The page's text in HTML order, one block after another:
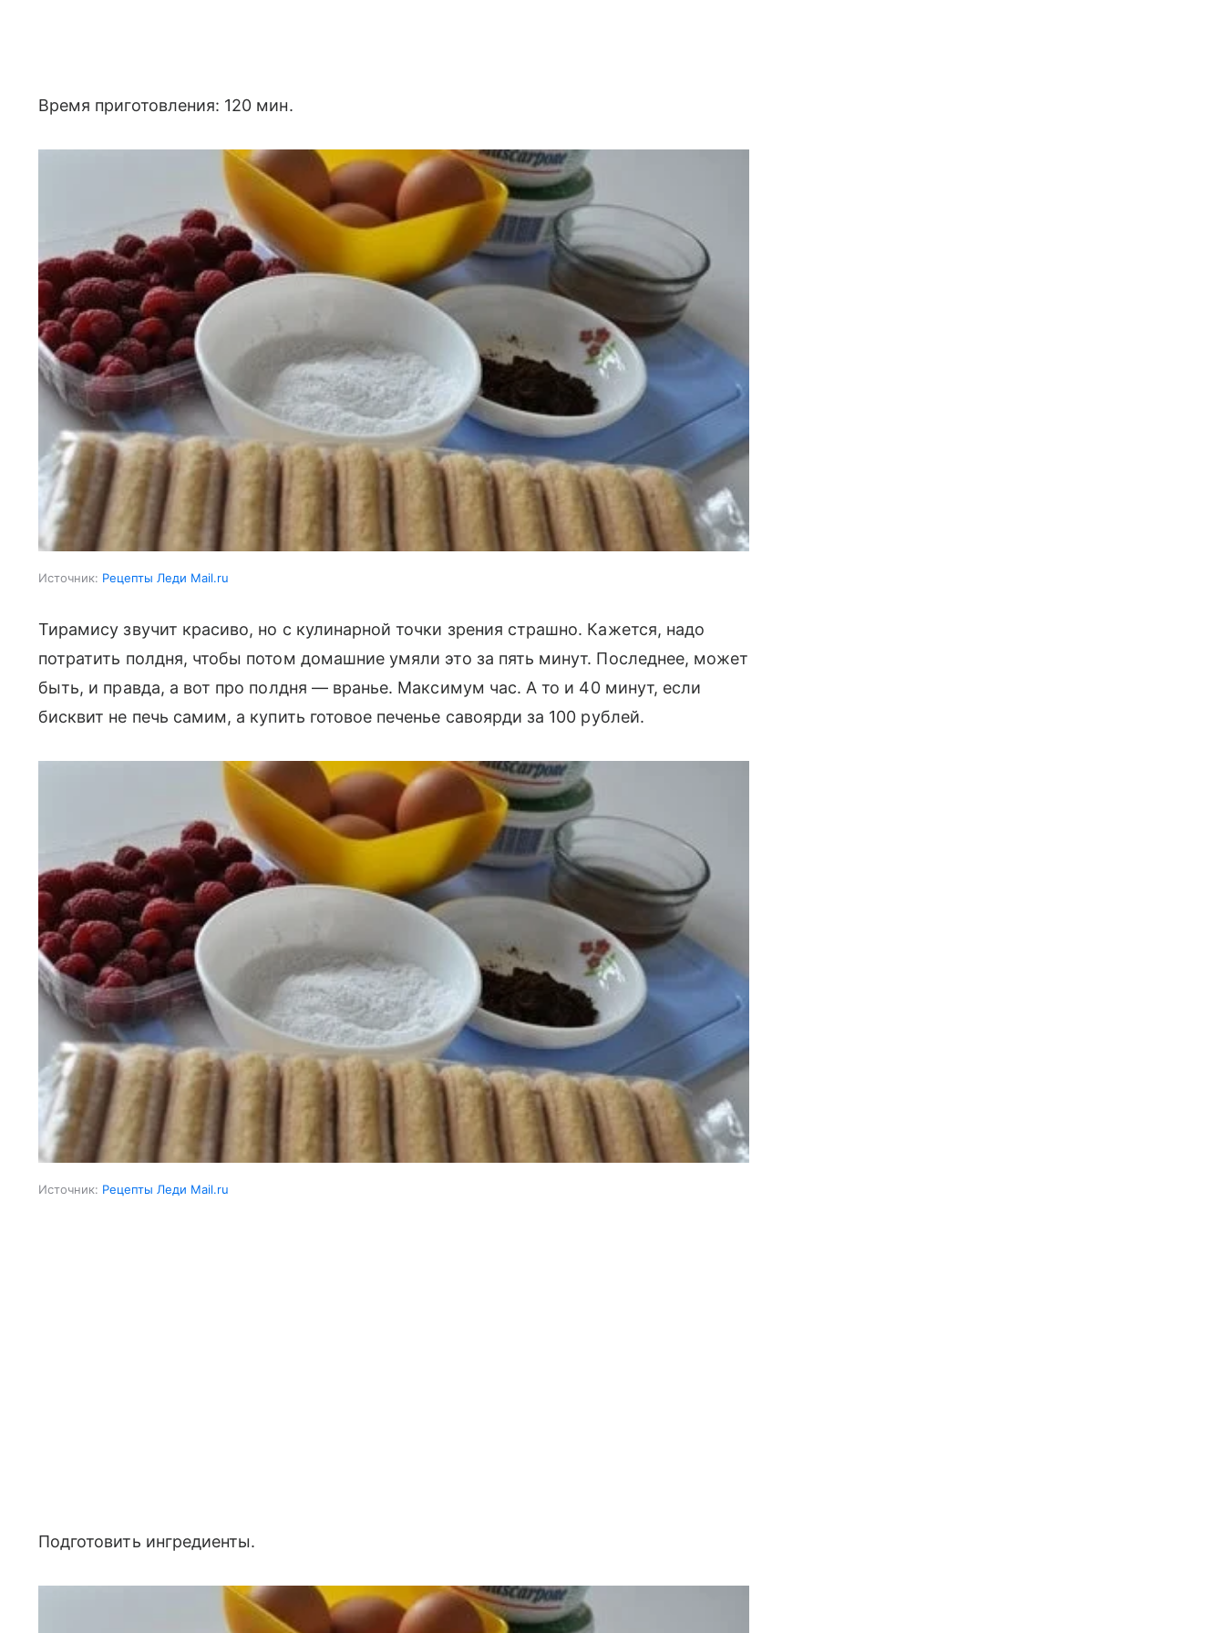
Время приготовления: 120 мин.
Источник: Рецепты Леди Mail.ru
Тирамису звучит красиво, но с кулинарной точки зрения страшно. Кажется, надо
потратить полдня, чтобы потом домашние умяли это за пять минут. Последнее, может
быть, и правда, а вот про полдня — вранье. Максимум час. А то и 40 минут, если
бисквит не печь самим, а купить готовое печенье савоярди за 100 рублей.
Источник: Рецепты Леди Mail.ru
Подготовить ингредиенты.